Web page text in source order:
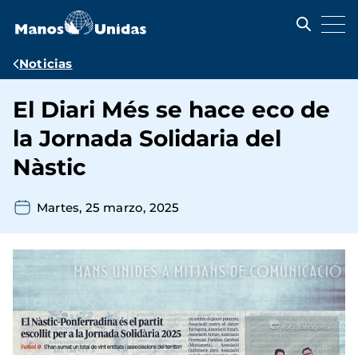
contenido
Ruta
navegación
Noticias
El Diari Més se hace eco de
la Jornada Solidaria del
Nàstic
Martes, 25 marzo, 2025